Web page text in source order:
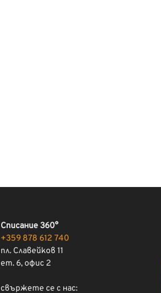
Списание 360°
+359 878 612 740
пл. Славейков 11
ет. 6, офис 2
свържете се с нас: